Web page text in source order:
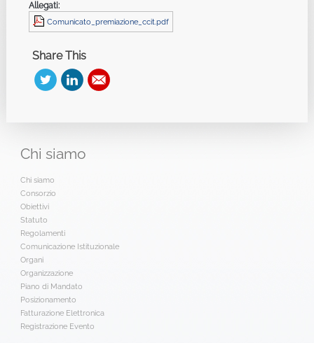
Allegati:
Comunicato_premiazione_ccit.pdf
Share This
Chi siamo
Chi siamo
Consorzio
Obiettivi
Statuto
Regolamenti
Comunicazione Istituzionale
Organi
Organizzazione
Piano di Mandato
Posizionamento
Fatturazione Elettronica
Registrazione Evento